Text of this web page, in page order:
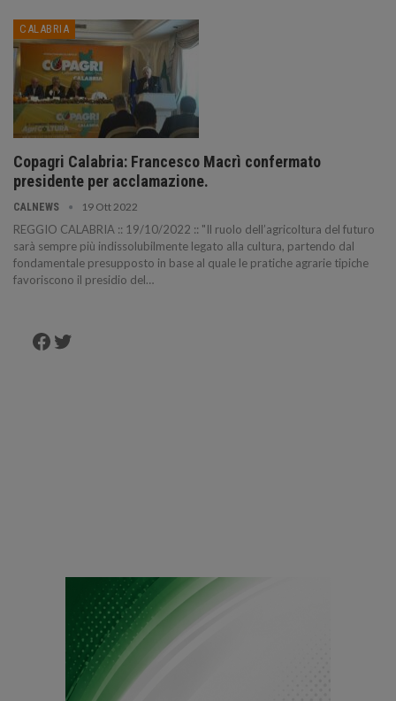
CALABRIA
Copagri Calabria: Francesco Macrì confermato
presidente per acclamazione.
CALNEWS 19 Ott 2022
REGGIO CALABRIA :: 19/10/2022 :: "Il ruolo dell’agricoltura del futuro
sarà sempre più indissolubilmente legato alla cultura, partendo dal
fondamentale presupposto in base al quale le pratiche agrarie tipiche
favoriscono il presidio del…
Facebook
Twitter